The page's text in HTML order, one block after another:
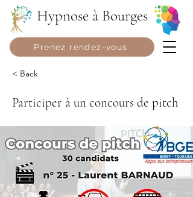
Hypnose à Bourges
Prenez rendez-vous
< Back
Participer à un concours de pitch